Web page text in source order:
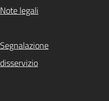
Note legali
Segnalazione
disservizio